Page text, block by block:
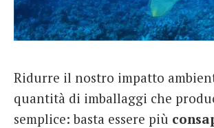
Ridurre il nostro impatto
quantità di imballaggi che
semplice: basta essere più